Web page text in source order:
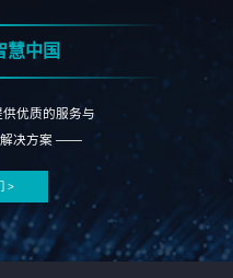
慧中国
优质的服务与
解决方案 ——
>